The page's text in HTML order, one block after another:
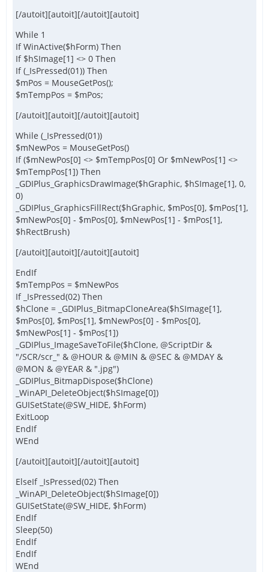
[/autoit][autoit][/autoit][autoit]
While 1
If WinActive($hForm) Then
If $hSImage[1] <> 0 Then
If (_IsPressed(01)) Then
$mPos = MouseGetPos();
$mTempPos = $mPos;
[/autoit][autoit][/autoit][autoit]
While (_IsPressed(01))
$mNewPos = MouseGetPos()
If ($mNewPos[0] <> $mTempPos[0] Or $mNewPos[1] <>
$mTempPos[1]) Then
_GDIPlus_GraphicsDrawImage($hGraphic, $hSImage[1], 0,
0)
_GDIPlus_GraphicsFillRect($hGraphic, $mPos[0], $mPos[1],
$mNewPos[0] - $mPos[0], $mNewPos[1] - $mPos[1],
$hRectBrush)
[/autoit][autoit][/autoit][autoit]
EndIf
$mTempPos = $mNewPos
If _IsPressed(02) Then
$hClone = _GDIPlus_BitmapCloneArea($hSImage[1],
$mPos[0], $mPos[1], $mNewPos[0] - $mPos[0],
$mNewPos[1] - $mPos[1])
_GDIPlus_ImageSaveToFile($hClone, @ScriptDir &
"/SCR/scr_" & @HOUR & @MIN & @SEC & @MDAY &
@MON & @YEAR & ".jpg")
_GDIPlus_BitmapDispose($hClone)
_WinAPI_DeleteObject($hSImage[0])
GUISetState(@SW_HIDE, $hForm)
ExitLoop
EndIf
WEnd
[/autoit][autoit][/autoit][autoit]
ElseIf _IsPressed(02) Then
_WinAPI_DeleteObject($hSImage[0])
GUISetState(@SW_HIDE, $hForm)
EndIf
Sleep(50)
EndIf
EndIf
WEnd